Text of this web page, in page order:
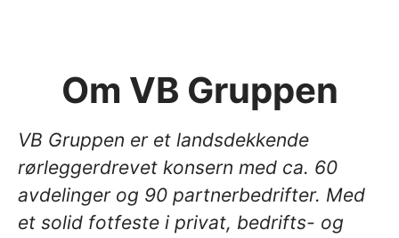
Om VB Gruppen
VB Gruppen er et landsdekkende
rørleggerdrevet konsern med ca. 60
avdelinger og 90 partnerbedrifter. Med
et solid fotfeste i privat, bedrifts- og